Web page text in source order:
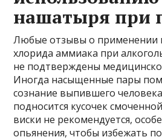
нашатыря при
Любые отзывы о применении
хлорида аммиака при
не подтверждены
Иногда насыщенные пары
сознание выпившего
подносится кусочек
виски не рекомендуется,
опьянения, чтобы избежать